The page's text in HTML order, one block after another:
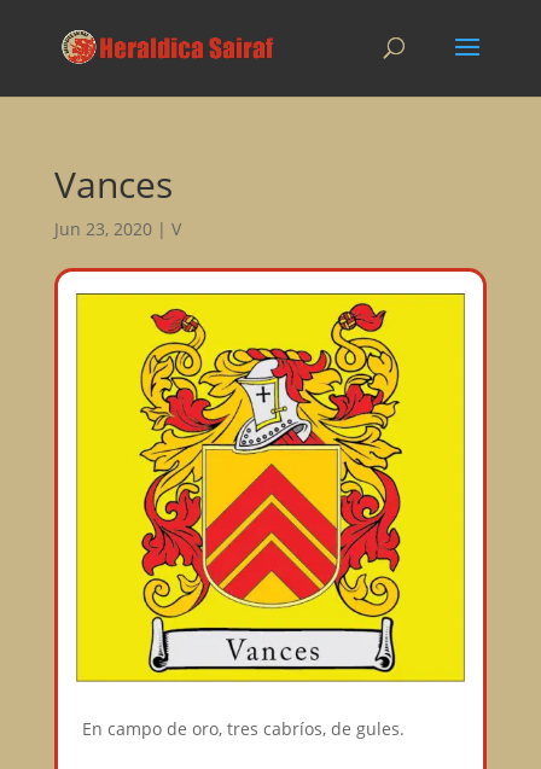
Vances
Jun 23, 2020| V
En campo de oro, tres cabríos, de gules.⠀